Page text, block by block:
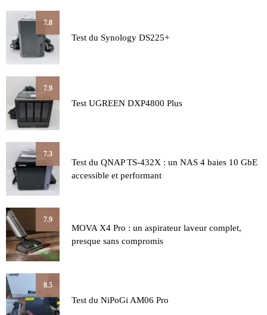
7.8
Test du Synology DS225+
7.9
Test UGREEN DXP4800 Plus
7.3
Test du QNAP TS-432X : un NAS 4 baies 10 GbE
accessible et performant
7.9
MOVA X4 Pro : un aspirateur laveur complet,
presque sans compromis
8.5
Test du NiPoGi AM06 Pro